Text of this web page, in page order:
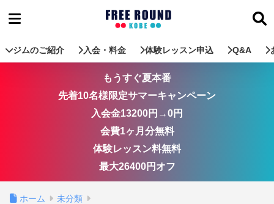
ジムのご紹介 入会・料金 体験レッスン申込 Q&A
もうすぐ夏本番
先着10名様限定サマーキャンペーン
入会金13200円→0円
会費1ヶ月分無料
体験レッスン料無料
最大26400円オフ
ホーム 未分類